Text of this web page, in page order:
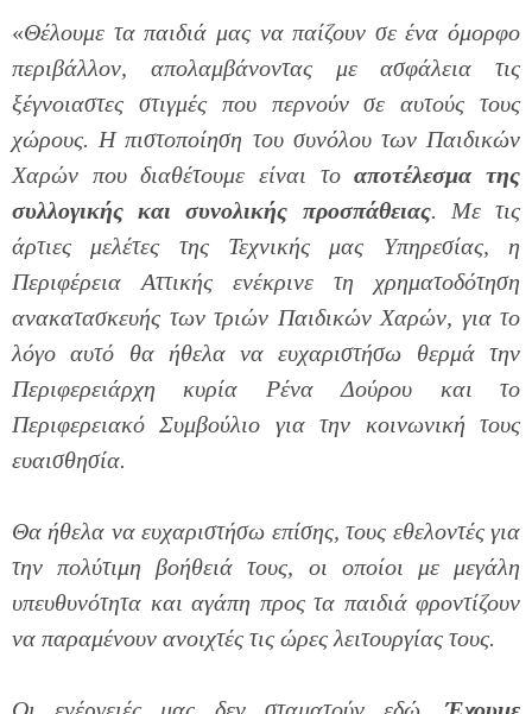
«Θέλουμε τα παιδιά μας να παίζουν σε ένα όμορφο
περιβάλλον, απολαμβάνοντας με ασφάλεια τις
ξέγνοιαστες στιγμές που περνούν σε αυτούς τους
χώρους. Η πιστοποίηση του συνόλου των Παιδικών
Χαρών που διαθέτουμε είναι τοαποτέλεσμα της
συλλογικής και συνολικής προσπάθειας. Με τις
άρτιες μελέτες της Τεχνικής μας Υπηρεσίας, η
Περιφέρεια Αττικής ενέκρινε τη χρηματοδότηση
ανακατασκευής των τριών Παιδικών Χαρών, για το
λόγο αυτό θα ήθελα να ευχαριστήσω θερμά την
Περιφερειάρχη κυρία Ρένα Δούρου και το
Περιφερειακό Συμβούλιο για την κοινωνική τους
ευαισθησία.
Θα ήθελα να ευχαριστήσω επίσης, τους εθελοντές για
την πολύτιμη βοήθειά τους, οι οποίοι με μεγάλη
υπευθυνότητα και αγάπη προς τα παιδιά φροντίζουν
να παραμένουν ανοιχτές τις ώρες λειτουργίας τους.